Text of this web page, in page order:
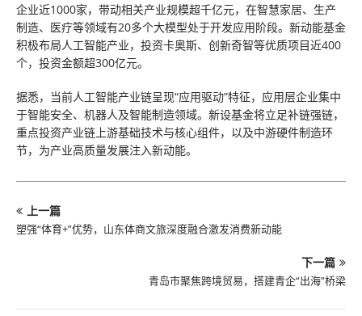
企业近1000家，带动相关产业规模超千亿元，在智慧家居、生产
制造、医疗等领域有20多个大模型处于开发应用阶段。新动能基金
积极布局人工智能产业，投资卡奥斯、创新奇智等优质项目近400
个，投资金额超300亿元。
据悉，当前人工智能产业链呈现“应用驱动”特征，应用层企业集中
于智能安全、机器人及智能制造领域。新设基金将立足补链强链，
重点投资产业链上游基础技术与核心组件，以及中游硬件制造环
节，为产业高质量发展注入新动能。
上一篇
塑强“体育+”优势，山东体商文旅深度融合激发消费新动能
下一篇
青岛市聚焦跨境贸易，搭建青企“出海”桥梁